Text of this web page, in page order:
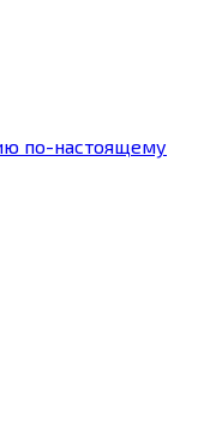
по-настоящему